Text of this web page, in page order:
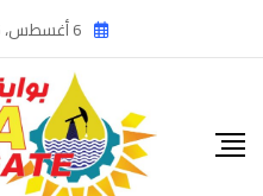
to
6 أغسطس، 2026